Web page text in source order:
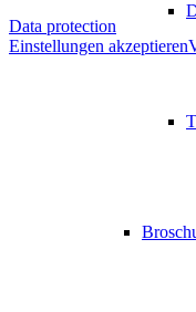
Data protection
Einstellungen akzeptieren